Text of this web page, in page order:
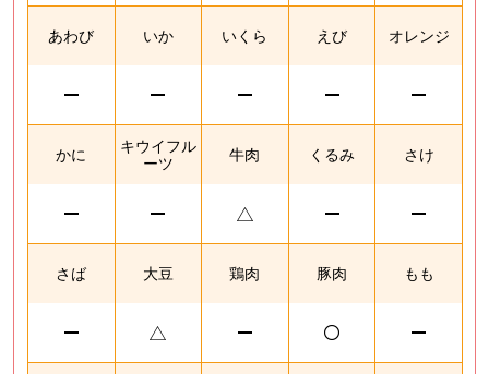
あわび いか いくら えび オレンジ
かに
キウイフル
ーツ
牛肉 くるみ さけ
さば 大豆 鶏肉 豚肉 もも